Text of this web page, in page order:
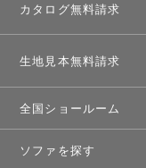
カタログ無料請求
生地見本無料請求
全国ショールーム
ソファを探す